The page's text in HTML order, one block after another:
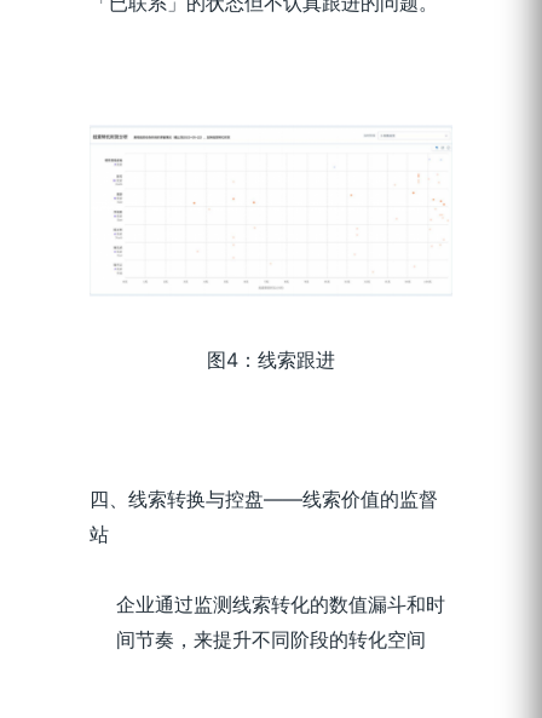
图4：线索跟进
四、线索转换与控盘——线索价值的监督
站
企业通过监测线索转化的数值漏斗和时
间节奏，来提升不同阶段的转化空间